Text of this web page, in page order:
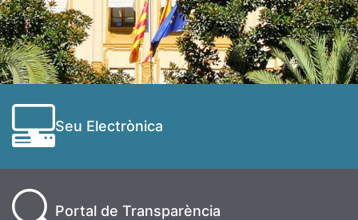
Seu Electrònica
Portal de Transparència